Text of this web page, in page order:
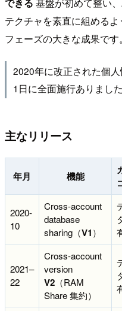
テクチャを素直に組める
フェーズの大きな成果です。
2020年に改正された個
1日に全面施行ありました
主なリリース
年月 機能
2020-
10
Cross-account
database
sharing（V1）
2021–
22
Cross-account
version
V2 （RAM
Share 集約）